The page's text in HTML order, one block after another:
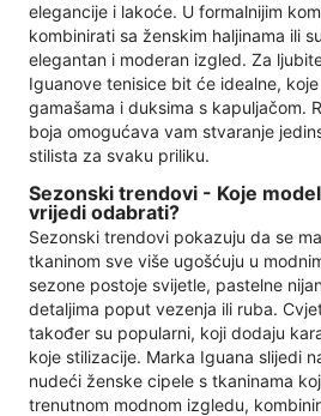
elegancije i lakoće. U formalnijim
kombinirati sa ženskim haljinama ili
elegantan i moderan izgled. Za
Iguanove tenisice bit će idealne,
gamašama i duksima s kapuljačom.
boja omogućava vam stvaranje
stilista za svaku priliku.
Sezonski trendovi - Koje
vrijedi odabrati?
Sezonski trendovi pokazuju da se
tkaninom sve više ugošćuju u
sezone postoje svijetle, pastelne
detaljima poput vezenja ili ruba.
također su popularni, koji dodaju
koje stilizacije. Marka Iguana slijedi
nudeći ženske cipele s tkaninama
trenutnom modnom izgledu,